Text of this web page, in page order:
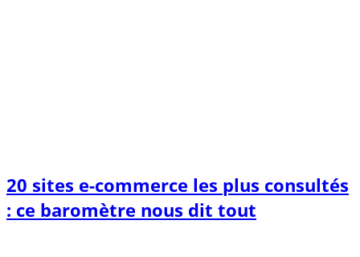
20 sites e-commerce les plus consultés
: ce baromètre nous dit tout